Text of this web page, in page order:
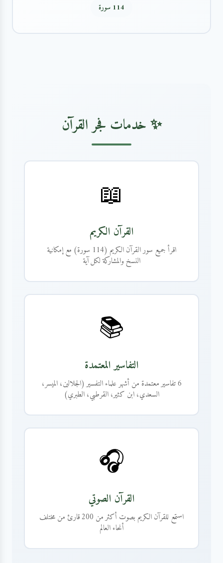
114 سورة
✨ خدمات فجر القرآن
📖
القرآن الكريم
اقرأ جميع سور القرآن الكريم (114 سورة) مع إمكانية
النسخ والمشاركة لكل آية
📚
التفاسير المعتمدة
6 تفاسير معتمدة من أشهر علماء التفسير (الجلالين، الميسر،
السعدي، ابن كثير، القرطبي، الطبري)
🎧
القرآن الصوتي
استمع للقرآن الكريم بصوت أكثر من 200 قارئ من مختلف
أنحاء العالم